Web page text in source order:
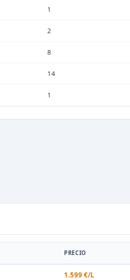
1
2
8
14
1
PRECIO
1.599 €/L